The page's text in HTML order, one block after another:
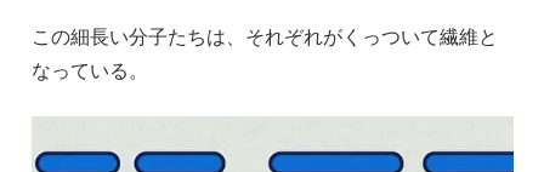
この細長い分子たちは、それぞれがくっついて繊維と
なっている。